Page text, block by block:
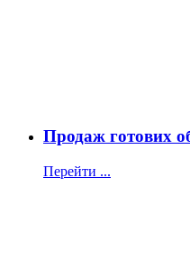
Продаж готових
Перейти ...